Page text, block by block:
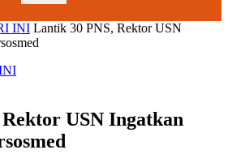
INI Lantik 30 PNS, Rektor USN
USN Ingatkan